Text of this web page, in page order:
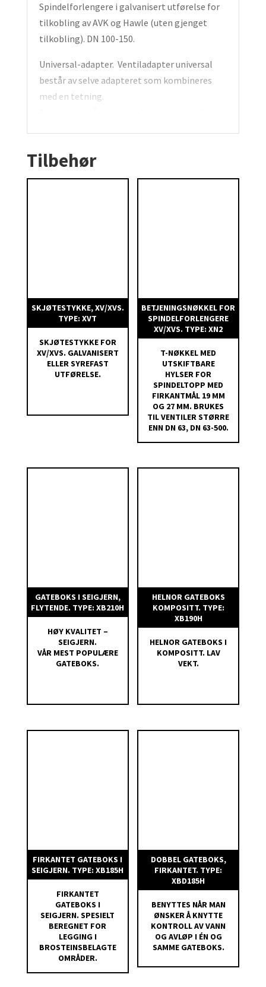
Spindelforlengere i galvanisert utførelse for
tilkobling av AVK og Hawle (uten gjenget
tilkobling). DN 100-150.
Universal-adapter. Ventiladapter universal
består av selve adapteret som kombineres
med en tetning.
Teleskopisk spindelforlenger for montasje i
Velges det en for kort lengde, kan
skjøtestykke monteres uten oppgraving og
ekstraarbeide.
Under igjenfylling må sidekrefter unngåes og
funksjonen kontrolleres flere ganger. Ved å vri
ytre og indre plastrør innbyrdes 90 grader,
økes friksjonen og de blir stående i ønsket
Teleskoprøret kan ikke trekkes ut av inngrep i
Spindelhylsen som er utskiftbar, festes med
medfølgende syrefast splittpinne.
Materiale: seigjern GGG40, sinkbelagt.
Spindeltoppen er laget av seigjern GGG40,
sinkbelagt. For at den opp- stikkende
Tilbehør
SKJØTESTYKKE, XV/XVS.
TYPE: XVT
SKJØTESTYKKE FOR
XV/XVS. GALVANISERT
ELLER SYREFAST
UTFØRELSE.
BETJENINGSNØKKEL FOR
SPINDELFORLENGERE
XV/XVS. TYPE: XN2
T-NØKKEL MED
UTSKIFTBARE
HYLSER FOR
SPINDELTOPP MED
FIRKANTMÅL 19 MM
OG 27 MM. BRUKES
TIL VENTILER STØRRE
ENN DN 63, DN 63-500.
GATEBOKS I SEIGJERN,
FLYTENDE. TYPE: XB210H
HØY KVALITET –
SEIGJERN.
VÅR MEST POPULÆRE
GATEBOKS.
HELNOR GATEBOKS
KOMPOSITT. TYPE:
XB190H
HELNOR GATEBOKS I
KOMPOSITT. LAV
VEKT.
FIRKANTET GATEBOKS I
SEIGJERN. TYPE: XB185H
FIRKANTET
GATEBOKS I
SEIGJERN. SPESIELT
BEREGNET FOR
LEGGING I
BROSTEINSBELAGTE
OMRÅDER.
DOBBEL GATEBOKS,
FIRKANTET. TYPE:
XBD185H
BENYTTES NÅR MAN
ØNSKER Å KNYTTE
KONTROLL AV VANN
OG AVLØP I ÉN OG
SAMME GATEBOKS.